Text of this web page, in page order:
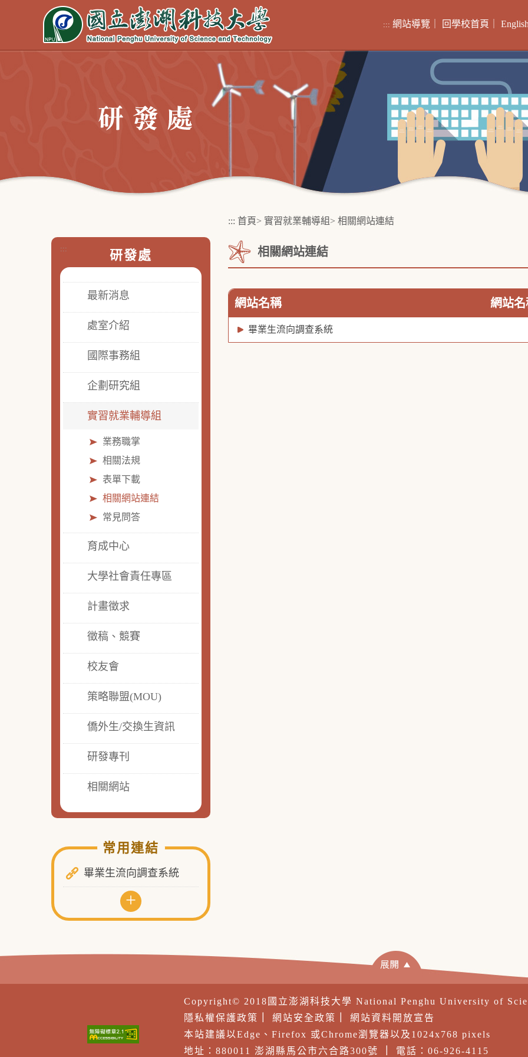
::: 網站導覽 回學校首頁
::: 研發處
最新消息
處室介紹
國際事務組
企劃研究組
實習就業輔導組
業務職掌
相關法規
表單下載
相關網站連結
常見問答
育成中心
大學社會責任專區
計畫徵求
徵稿、競賽
校友會
策略聯盟(MOU)
僑外生/交換生資訊
研發專刊
相關網站
常用連結
畢業生流向調查系統
+
::: 首頁> 實習就業輔導組 > 相關網站連結
相關網站連結
網站名稱 網站名
畢業生流向調查系統
Copyright© 2018國立澎湖科技大學 National Penghu University of
隱私權保護政策
網站安全政策
網站資料開放宣告
本站建議以Edge、Firefox 或Chrome瀏覽器以及1024x768 pixels
地址：880011 澎湖縣馬公市六合路300號
電話：06-926-4115